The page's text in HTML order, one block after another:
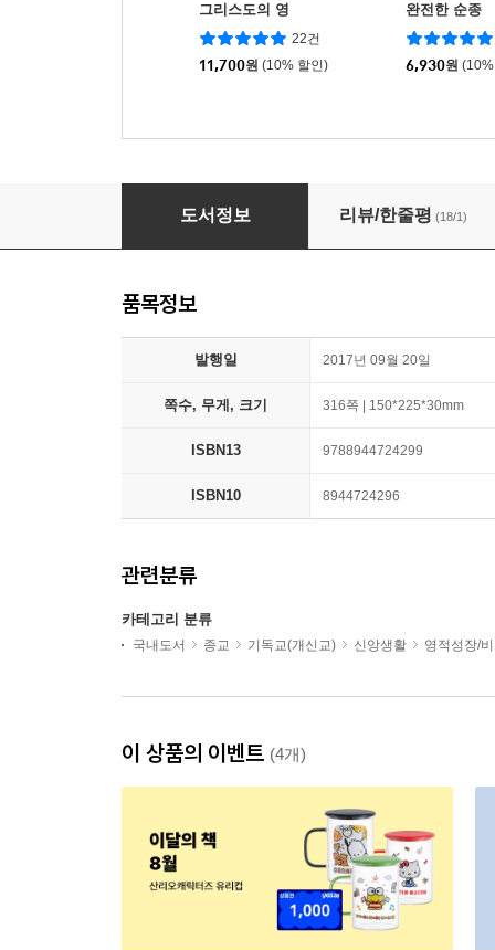
그리스도의 영
22건
11,700원 (10% 할인)
완전한 순종
6,930원
예수의 보혈의 능력
도서정보 리뷰/한줄평 (18/1)
품목정보
발행일 2017년 09월 20일
쪽수, 무게, 크기 316쪽 | 150*225*30mm
ISBN13 9788944724299
ISBN10 8944724296
관련분류
카테고리 분류
국내도서 종교 기독교(개신교) 신앙생활 영적성장/
이 상품의 이벤트 (4개)